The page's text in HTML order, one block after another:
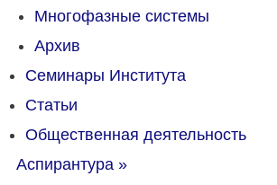
Многофазные системы
Архив
Семинары Института
Статьи
Общественная деятельность
Аспирантура »